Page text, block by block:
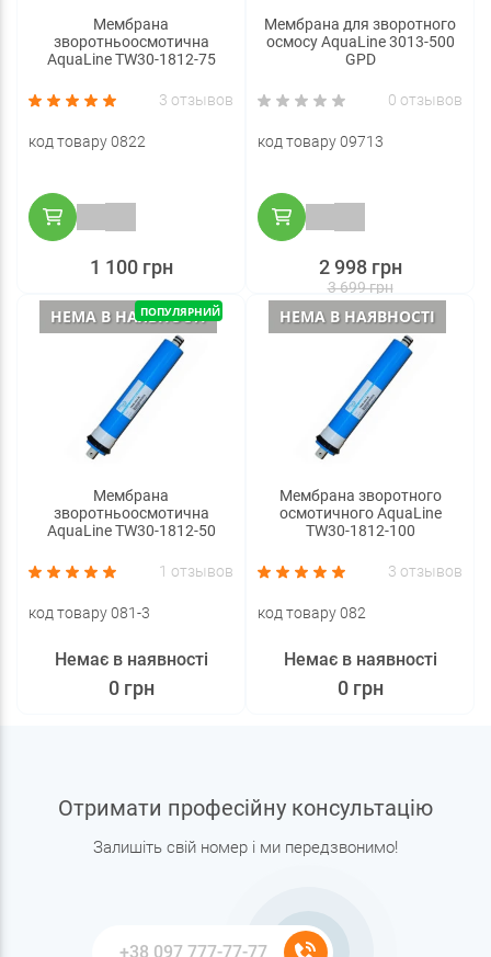
Мембрана
зворотньоосмотична
AquaLine TW30-1812-75
3 отзывов
код товару 0822
1 100 грн
Мембрана для зворотного
осмосу AquaLine 3013-500
GPD
0 отзывов
код товару 09713
3 699 грн
2 998 грн
НЕМА В НАЯВНОСТІ
ПОПУЛЯРНИЙ
Мембрана
зворотньоосмотична
AquaLine TW30-1812-50
1 отзывов
код товару 081-3
0 грн
Немає в наявності
НЕМА В НАЯВНОСТІ
Мембрана зворотного
осмотичного AquaLine
TW30-1812-100
3 отзывов
код товару 082
0 грн
Немає в наявності
Отримати професійну консультацію
Залишіть свій номер і ми передзвонимо!